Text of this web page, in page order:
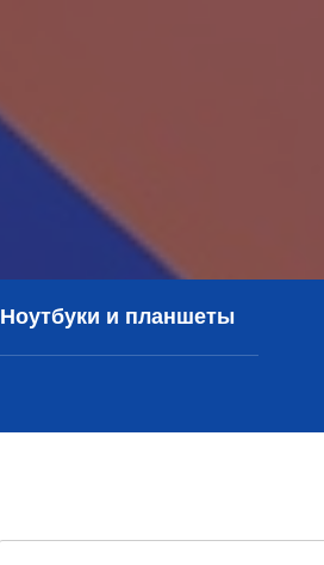
Ноутбуки и планшеты